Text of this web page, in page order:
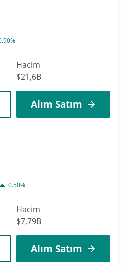
Hacim
$21,6B
Alım Satım
0.50%
Hacim
$7,79B
Alım Satım